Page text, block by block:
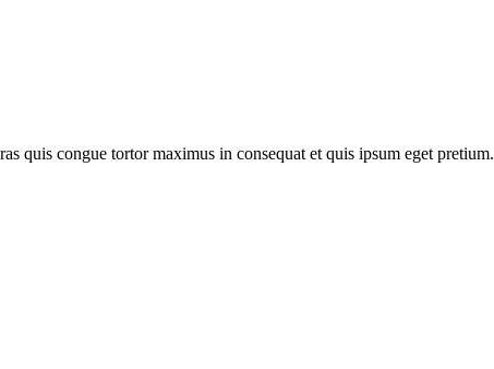
quis congue tortor maximus in consequat et quis ipsum eget pretium.